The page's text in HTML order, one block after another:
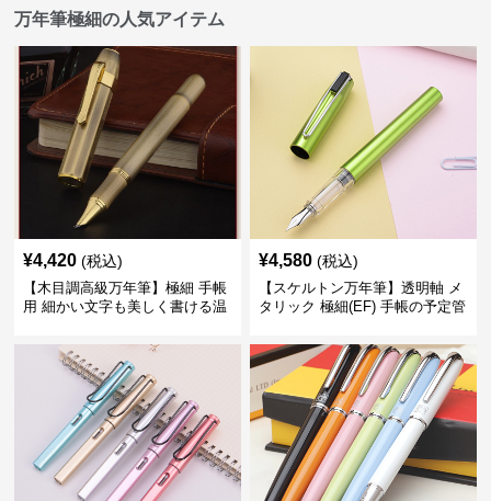
万年筆極細の人気アイテム
¥4,420 (税込)
【木目調高級万年筆】極細 手帳
用 細かい文字も美しく書ける温
¥4,580 (税込)
【スケルトン万年筆】透明軸 メ
タリック 極細(EF) 手帳の予定管
デザイン